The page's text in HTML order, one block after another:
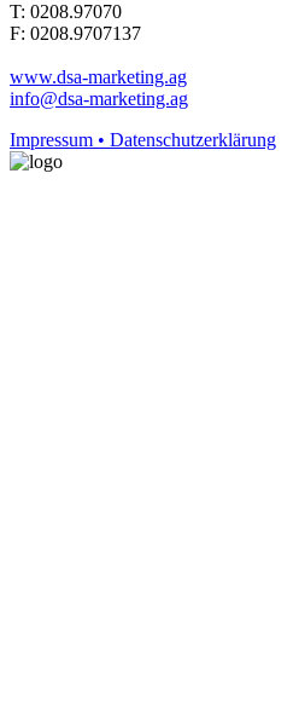
T: 0208.97070
F: 0208.9707137
www.dsa-marketing.ag
info@dsa-marketing.ag
Impressum • Datenschutzerklärung